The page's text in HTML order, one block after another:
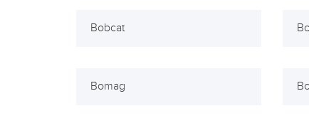
Bobcat
Bomag